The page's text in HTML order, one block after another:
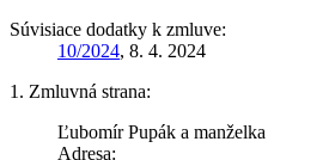
Súvisiace dodatky k zmluve:
10/2024, 8. 4. 2024
1. Zmluvná strana:
Ľubomír Pupák a manželka
Adresa: